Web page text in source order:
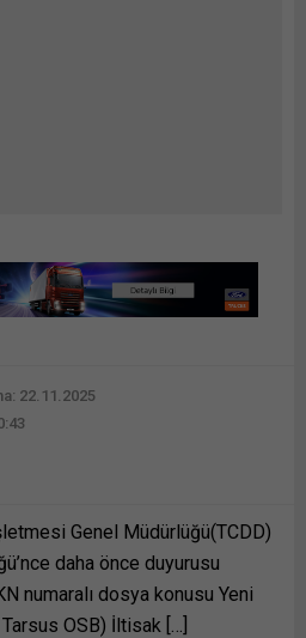
22.11.2025
Genel Müdürlüğü(TCDD)
daha önce duyurusu
numaralı dosya konusu Yeni
OSB) İltisak […]